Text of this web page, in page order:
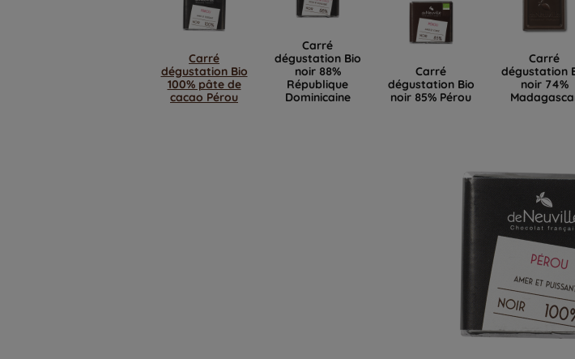
Carré
dégustation Bio
100% pâte de
cacao Pérou
Carré
dégustation Bio
noir 88%
République
Dominicaine
Carré
dégustation Bio
noir 85% Pérou
Carré
dégustation
noir 74%